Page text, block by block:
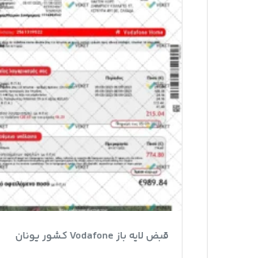
قبض لایه باز Vodafone کشور یونان